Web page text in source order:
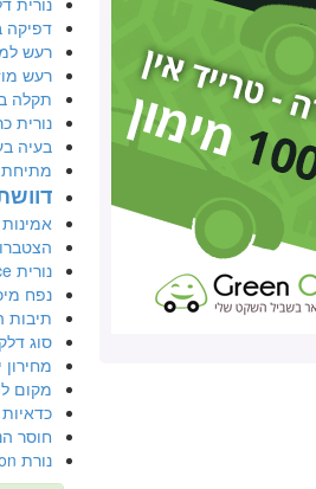
דפיקה
רעש
רעש
תקלה
נורית
בעיה
מתיחת
נורית service ונורית כרית אוויר נדלקות
נפח
תיבות
סוג
מחירון
מקום ל3 בוסטרים בתא מטען
חוסר
נורת check injection